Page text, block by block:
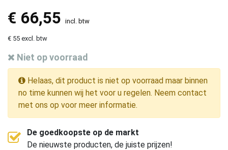
€ 66,55 incl. btw
€ 55 excl. btw
Niet op voorraad
Helaas, dit product is niet op voorraad maar binnen
no time kunnen wij het voor u regelen. Neem contact
met ons op voor meer informatie.
De goedkoopste op de markt
De nieuwste producten, de juiste prijzen!